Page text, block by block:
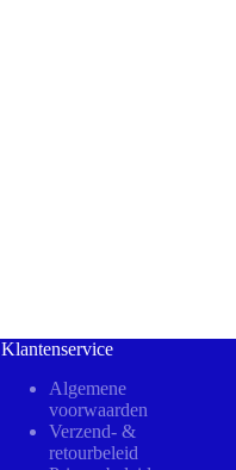
Klantenservice
Algemene
voorwaarden
Verzend- &
retourbeleid